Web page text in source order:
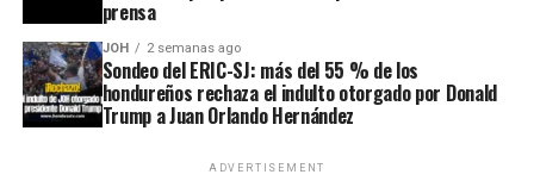
prensa
JOH 2 semanas ago
Sondeo del ERIC-SJ: más del 55 % de los
hondureños rechaza el indulto otorgado por Donald
Trump a Juan Orlando Hernández
ADVERTISEMENT